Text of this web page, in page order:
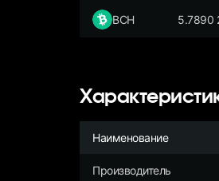
BCH 5.7890
Наименование
Производитель